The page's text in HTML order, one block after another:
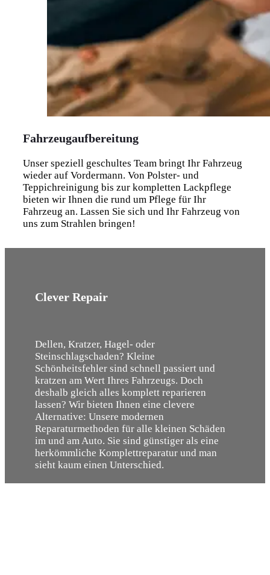
Fahrzeugaufbereitung
Unser speziell geschultes Team bringt Ihr Fahrzeug
wieder auf Vordermann. Von Polster- und
Teppichreinigung bis zur kompletten Lackpflege
bieten wir Ihnen die rund um Pflege für Ihr
Fahrzeug an. Lassen Sie sich und Ihr Fahrzeug von
uns zum Strahlen bringen!
Clever Repair
Dellen, Kratzer, Hagel- oder
Steinschlagschaden? Kleine
Schönheitsfehler sind schnell passiert und
kratzen am Wert Ihres Fahrzeugs. Doch
deshalb gleich alles komplett reparieren
lassen? Wir bieten Ihnen eine clevere
Alternative: Unsere modernen
Reparaturmethoden für alle kleinen Schäden
im und am Auto. Sie sind günstiger als eine
herkömmliche Komplettreparatur und man
sieht kaum einen Unterschied.